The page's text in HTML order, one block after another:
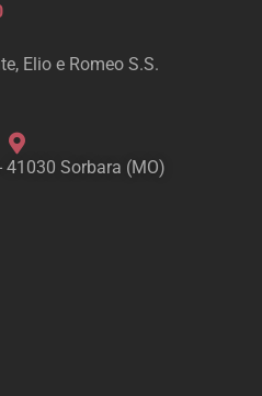
Elio e Romeo S.S.
41030 Sorbara (MO)